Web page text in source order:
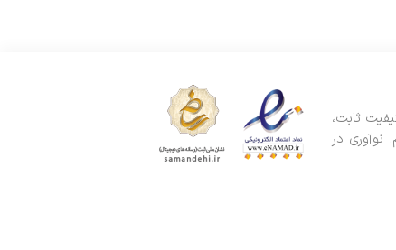
با کیفیت ثابت،
در